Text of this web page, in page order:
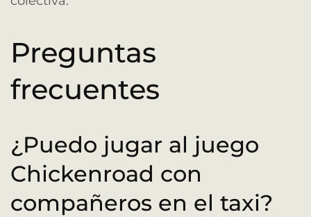
Preguntas
frecuentes
¿Puedo jugar al juego
Chickenroad con
compañeros en el taxi?